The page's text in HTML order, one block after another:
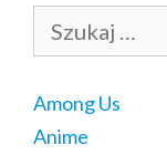
Among Us
Anime